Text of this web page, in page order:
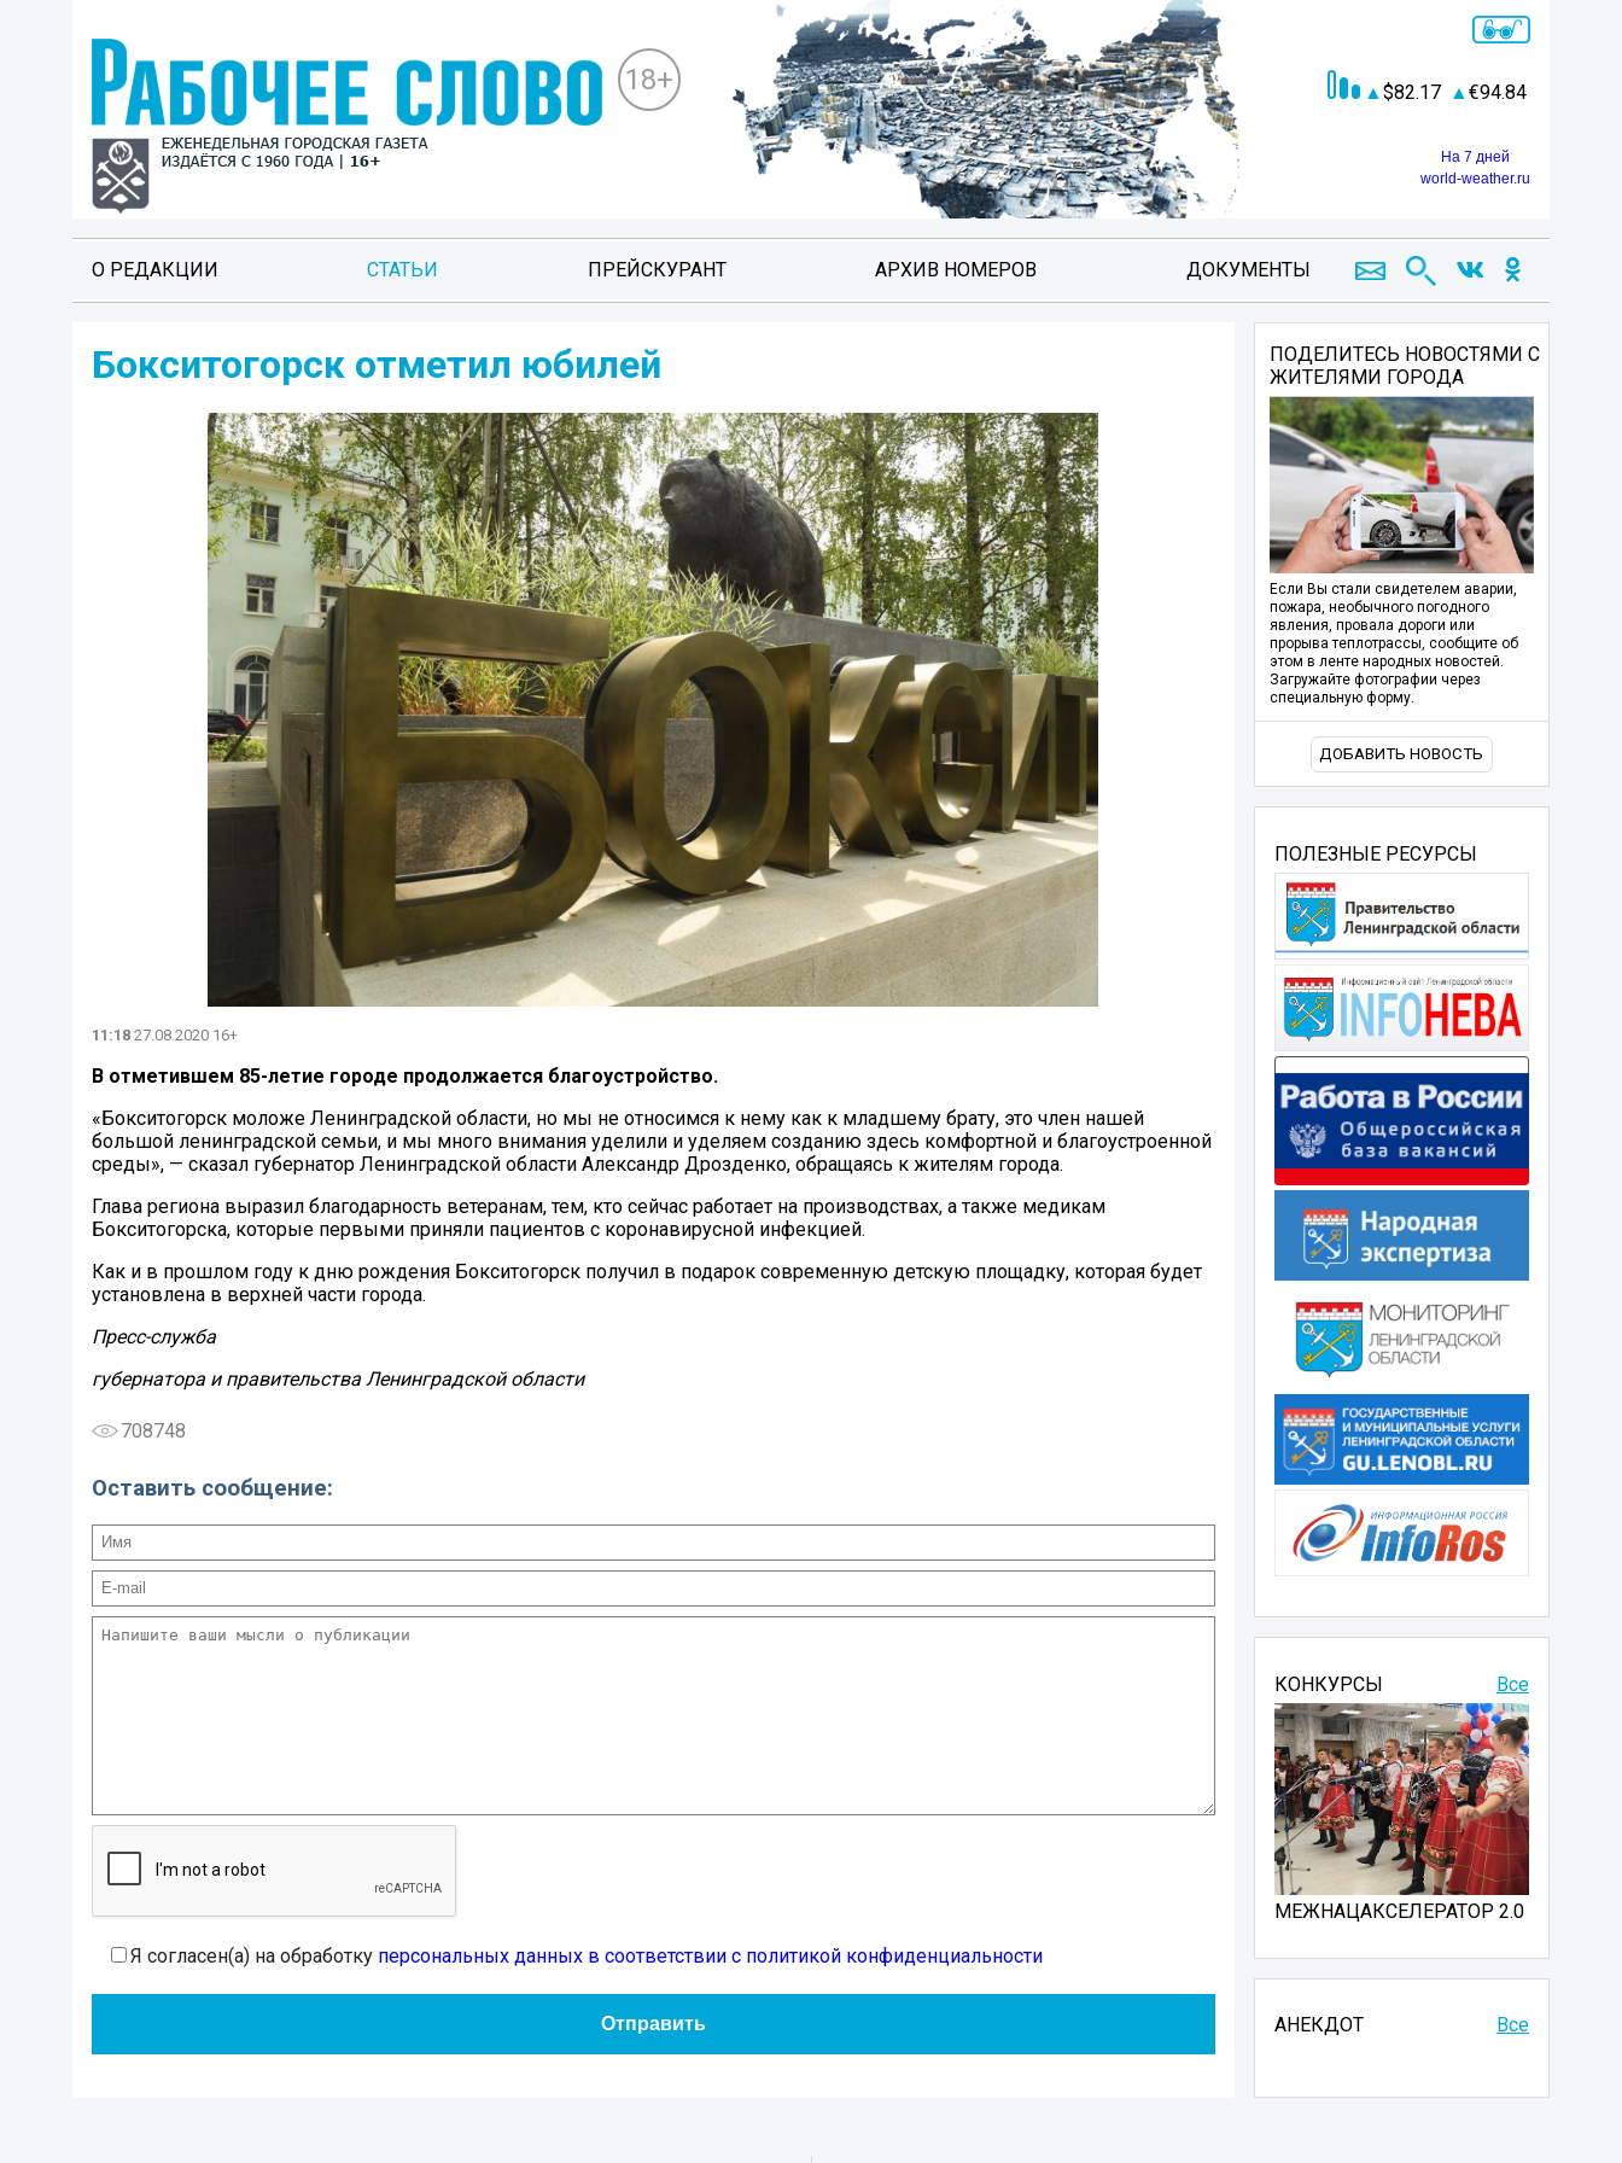
18+ 82.17 94.84
На 7 дней
world-weather.ru
О РЕДАКЦИИ СТАТЬИ ПРЕЙСКУРАНТ АРХИВ НОМЕРОВ ДОКУМЕНТЫ
Бокситогорск отметил юбилей
11:18 27.08.2020 16+
В отметившем 85-летие городе продолжается благоустройство.
«Бокситогорск моложе Ленинградской области, но мы не относимся к нему как к младшему брату, это член нашей
большой ленинградской семьи, и мы много внимания уделили и уделяем созданию здесь комфортной и благоустроенной
среды», — сказал губернатор Ленинградской области Александр Дрозденко, обращаясь к жителям города.
Глава региона выразил благодарность ветеранам, тем, кто сейчас работает на производствах, а также медикам
Бокситогорска, которые первыми приняли пациентов с коронавирусной инфекцией.
Как и в прошлом году к дню рождения Бокситогорск получил в подарок современную детскую площадку, которая будет
установлена в верхней части города.
Пресс-служба
губернатора и правительства Ленинградской области
708748
Оставить сообщение:
Я согласен(а) на обработку персональных данных в соответствии с политикой конфиденциальности
ПОДЕЛИТЕСЬ НОВОСТЯМИ С
ЖИТЕЛЯМИ ГОРОДА
Если Вы стали свидетелем аварии,
пожара, необычного погодного
явления, провала дороги или
прорыва теплотрассы, сообщите об
этом в ленте народных новостей.
Загружайте фотографии через
специальную форму.
ДОБАВИТЬ НОВОСТЬ
ПОЛЕЗНЫЕ РЕСУРСЫ
Все
КОНКУРСЫ
МЕЖНАЦАКСЕЛЕРАТОР 2.0
АНЕКДОТ Все